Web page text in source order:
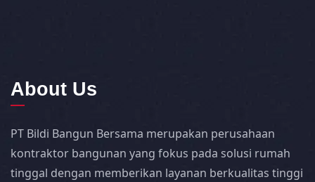
About Us
PT Bildi Bangun Bersama merupakan perusahaan
kontraktor bangunan yang fokus pada solusi rumah
tinggal dengan memberikan layanan berkualitas tinggi